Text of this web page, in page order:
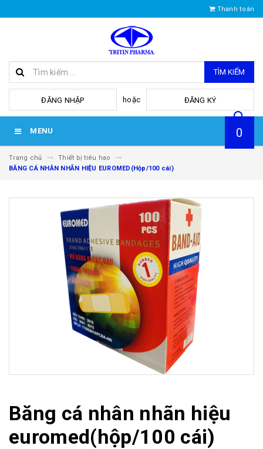
Thanh toán
TÌM KIẾM
ĐĂNG NHẬP hoặc ĐĂNG KÝ
MENU 0
Trang chủ
Thiết bị tiêu hao
BĂNG CÁ NHÂN NHÃN HIỆU EUROMED(Hộp/100 cái)
Băng cá nhân nhãn hiệu
euromed(hộp/100 cái)